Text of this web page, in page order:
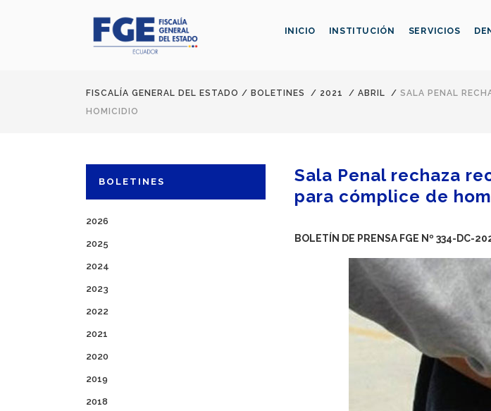
INICIO INSTITUCIÓN SERVICIOS
FISCALÍA GENERAL DEL ESTADO / BOLETINES / 2021 / ABRIL / SALA PENAL
HOMICIDIO
BOLETINES
2026
2025
2024
2023
2022
2021
2020
2019
2018
Sala Penal rechaza
para cómplice de
BOLETÍN DE PRENSA FGE Nº 334-DC-